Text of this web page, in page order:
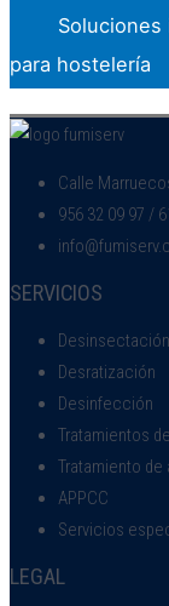
Soluciones
para hostelería
Calle
956 32 09 97 /
SERVICIOS
Desinsectación
Desratización
Desinfección
Tratamientos
Tratamiento de
APPCC
Servicios
LEGAL